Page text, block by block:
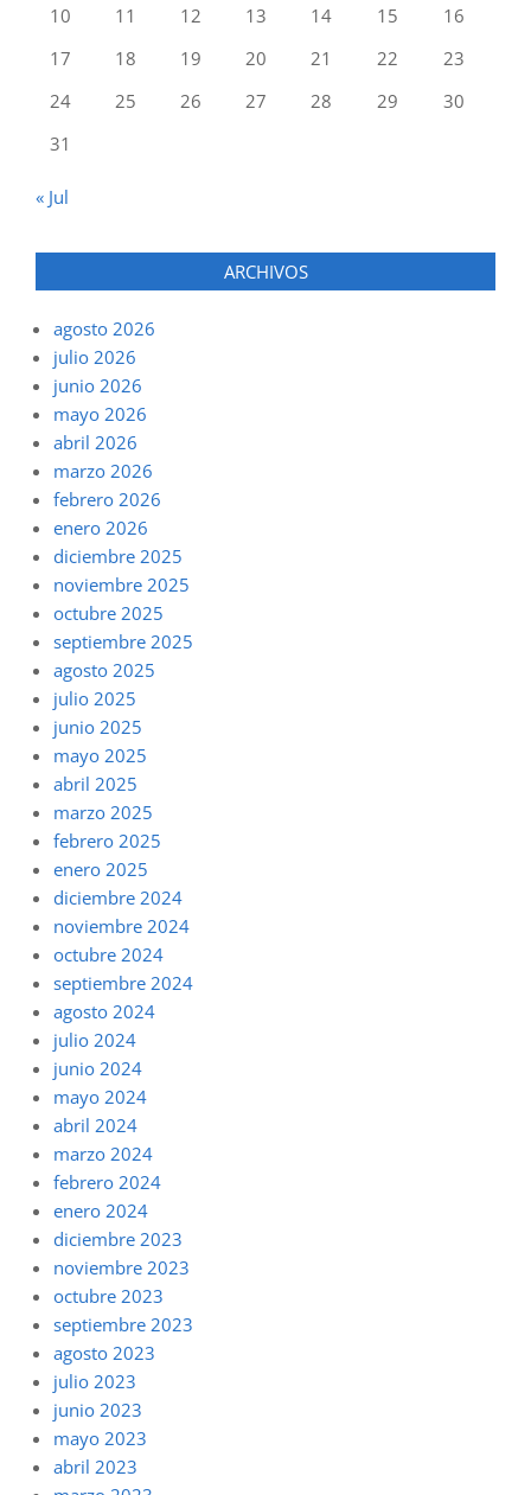
10
11 12 13 14 15
16
17
18 19 20 21 22
23
24
25 26 27 28 29
30
31
« Jul
ARCHIVOS
agosto 2026
julio 2026
junio 2026
mayo 2026
abril 2026
marzo 2026
febrero 2026
enero 2026
diciembre 2025
noviembre 2025
octubre 2025
septiembre 2025
agosto 2025
julio 2025
junio 2025
mayo 2025
abril 2025
marzo 2025
febrero 2025
enero 2025
diciembre 2024
noviembre 2024
octubre 2024
septiembre 2024
agosto 2024
julio 2024
junio 2024
mayo 2024
abril 2024
marzo 2024
febrero 2024
enero 2024
diciembre 2023
noviembre 2023
octubre 2023
septiembre 2023
agosto 2023
julio 2023
junio 2023
mayo 2023
abril 2023